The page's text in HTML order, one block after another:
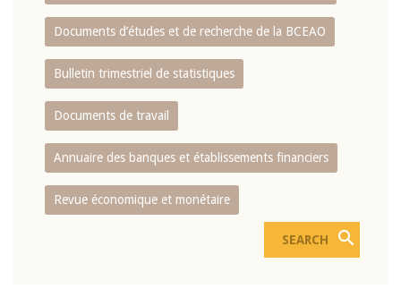
Documents d’études et de recherche de la BCEAO
Bulletin trimestriel de statistiques
Documents de travail
Annuaire des banques et établissements financiers
Revue économique et monétaire